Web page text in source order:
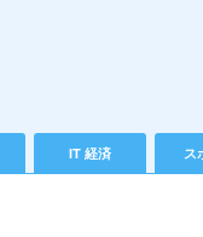
IT 経済 ス